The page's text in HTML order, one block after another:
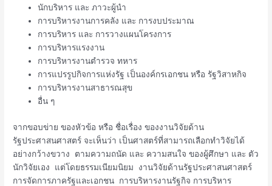
นักบริหาร และ ภาวะผู้นำ
การบริหารงานการคลัง และ การงบประมาณ
การบริหาร และ การวางแผนโครงการ
การบริหารแรงงาน
การบริหารงานตำรวจ ทหาร
การแปรรูปกิจการแห่งรัฐ เป็นองค์กรเอกชน หรือ รัฐวิสาหกิจ
การบริหารงานสาธารณสุข
อื่น ๆ
จากขอบข่าย ของหัวข้อ หรือ ชื่อเรื่อง ของงานวิจัยด้าน
รัฐประศาสนศาสตร์ จะเห็นว่า เป็นศาสตร์ที่สามารถเลือกทำวิจัยได้
อย่างกว้างขวาง ตามความถนัด และ ความสนใจ ของผู้ศึกษา และ ตัว
นักวิจัยเอง แต่โดยธรรมเนียมนิยม งานวิจัยด้านรัฐประศาสนศาสตร์
การจัดการภาครัฐและเอกชน การบริหารงานรัฐกิจ การบริหาร